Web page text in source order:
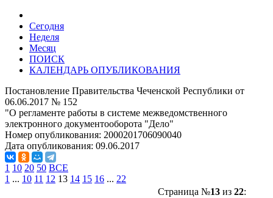
Сегодня
Неделя
Месяц
ПОИСК
КАЛЕНДАРЬ ОПУБЛИКОВАНИЯ
Постановление Правительства Чеченской Республики от
06.06.2017 № 152
"О регламенте работы в системе межведомственного
электронного документооборота "Дело"
Номер опубликования: 2000201706090040
Дата опубликования: 09.06.2017
1 10 20 50 ВСЕ
1 ... 10 11 12 13 14 15 16 ... 22
Страница №13из 22: